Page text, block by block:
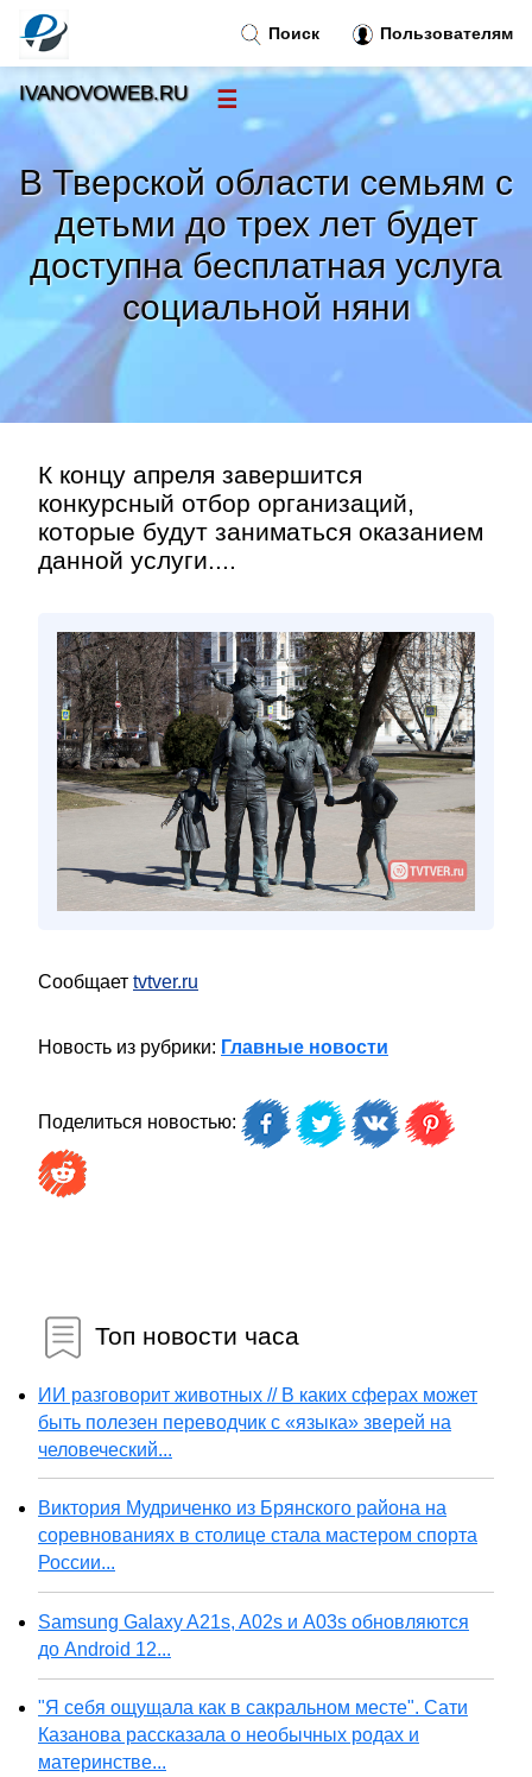
В Тверской области семьям с
детьми до трех лет будет
доступна бесплатная услуга
социальной няни
К концу апреля завершится
конкурсный отбор организаций,
которые будут заниматься оказанием
данной услуги....
Сообщает tvtver.ru
Новость из рубрики: Главные новости
Поделиться новостью:
Топ новости часа
ИИ разговорит животных // В каких сферах может
быть полезен переводчик с «языка» зверей на
человеческий...
Виктория Мудриченко из Брянского района на
соревнованиях в столице стала мастером спорта
России...
Samsung Galaxy A21s, A02s и A03s обновляются
до Android 12...
"Я себя ощущала как в сакральном месте". Сати
Казанова рассказала о необычных родах и
материнстве...
Поиск Пользователям
IVANOVOWEB.RU ☰
Тренды новостей»
Рубрики»
Правила »